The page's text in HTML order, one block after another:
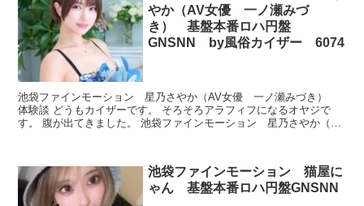
やか（AV女優 一ノ瀬みづ
き） 基盤本番ロハ円盤
GNSNN by風俗カイザー 6074
池袋ファインモーション 星乃さやか（AV女優 一ノ瀬みづき）
体験談 どうもカイザーです。 そろそろアラフィフになるオヤジで
す。 腹が出てきました。 池袋ファインモーション 星乃さやか（AV
池袋ファインモーション 猫屋に
ゃん 基盤本番ロハ円盤GNSNN